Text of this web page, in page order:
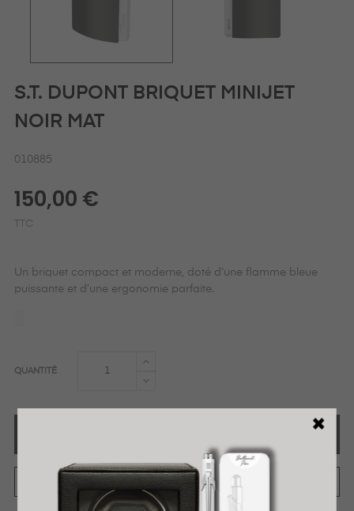
S.T. DUPONT BRIQUET MINIJET
NOIR MAT
010885
150,00 €
TTC
Un briquet compact et moderne, doté d’une flamme bleue
puissante et d’une ergonomie parfaite.
QUANTITÉ